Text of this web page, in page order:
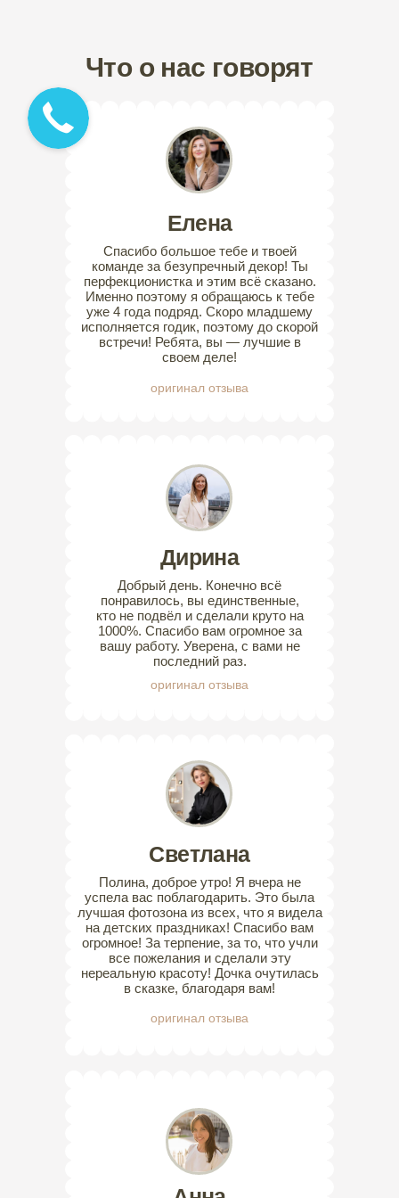
Что о нас говорят
Елена
Спасибо большое тебе и твоей
команде за безупречный декор! Ты
перфекционистка и этим всё сказано.
Именно поэтому я обращаюсь к тебе
уже 4 года подряд. Скоро младшему
исполняется годик, поэтому до скорой
встречи! Ребята, вы — лучшие в
своем деле!
оригинал отзыва
Светлана
Полина, доброе утро! Я вчера не
успела вас поблагодарить. Это была
лучшая фотозона из всех, что я видела
на детских праздниках! Спасибо вам
огромное! За терпение, за то, что учли
все пожелания и сделали эту
нереальную красоту! Дочка очутилась
в сказке, благодаря вам!
оригинал отзыва
Дирина
Добрый день. Конечно всё
понравилось, вы единственные,
кто не подвёл и сделали круто на
1000%. Спасибо вам огромное за
вашу работу. Уверена, с вами не
последний раз.
оригинал отзыва